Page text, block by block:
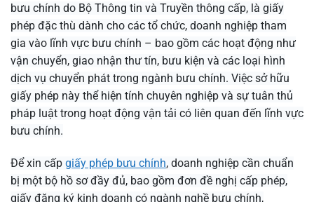
bưu chính do Bộ Thông tin và Truyền thông cấp, là giấy
phép đặc thù dành cho các tổ chức, doanh nghiệp tham
gia vào lĩnh vực bưu chính – bao gồm các hoạt động như
vận chuyển, giao nhận thư tín, bưu kiện và các loại hình
dịch vụ chuyển phát trong ngành bưu chính. Việc sở hữu
giấy phép này thể hiện tính chuyên nghiệp và sự tuân thủ
pháp luật trong hoạt động vận tải có liên quan đến lĩnh vực
bưu chính.
Để xin cấp giấy phép bưu chính, doanh nghiệp cần chuẩn
bị một bộ hồ sơ đầy đủ, bao gồm đơn đề nghị cấp phép,
giấy đăng ký kinh doanh có ngành nghề bưu chính,